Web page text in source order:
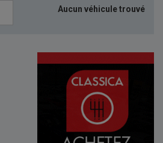
Aucun véhicule trouvé